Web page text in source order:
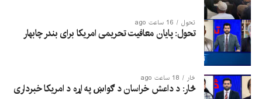
تحول 16 ساعت ago
تحول: پایان معافیت تحریمی امریکا برای بندر چابهار
څار 18 ساعت ago
څار: د داعش خراسان د ګواښ په اړه د امریکا خبرداری